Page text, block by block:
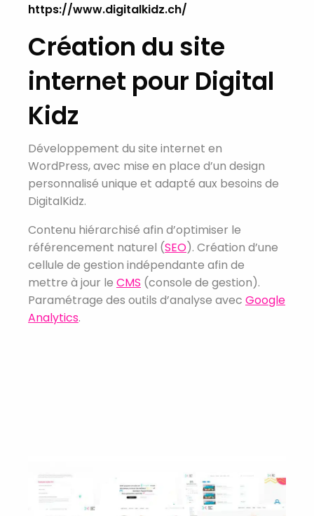
https://www.digitalkidz.ch/
Création du site
internet pour Digital
Kidz
Développement du site internet en
WordPress, avec mise en place d’un design
personnalisé unique et adapté aux besoins de
DigitalKidz.
Contenu hiérarchisé afin d’optimiser le
référencement naturel (SEO). Création d’une
cellule de gestion indépendante afin de
mettre à jour le CMS (console de gestion).
Paramétrage des outils d’analyse avec Google
Analytics.